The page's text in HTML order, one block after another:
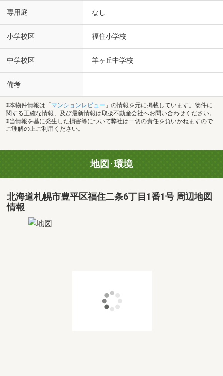
専用庭 なし
小学校区 福住小学校
中学校区 羊ヶ丘中学校
備考
※本物件情報は「 マンションレビュー 」の情報を元に掲載しています。物件に
関する正確な情報、及び最新情報は取扱不動産会社へお問い合わせください。
※当情報を基に発生した損害等について弊社は一切の責任を負いかねますので
ご理解の上ご利用ください。
地図･環境
北海道札幌市豊平区福住二条6丁目1番1号 周辺地図
情報